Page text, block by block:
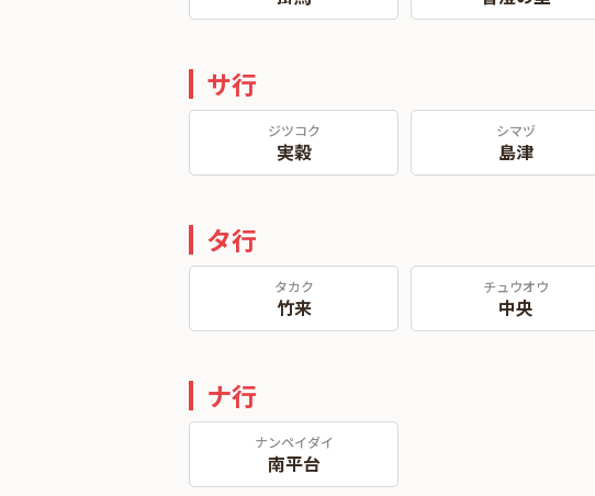
サ行
ジツコク
実穀
シマヅ
島津
タ行
タカク
竹来
チュウオウ
中央
ナ行
ナンペイダイ
南平台